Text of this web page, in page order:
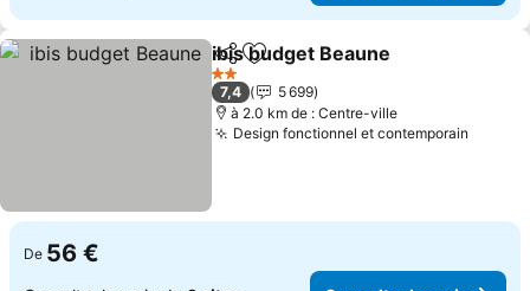
PartagerAjouter à mes favoris
ibis budget Beaune
2 Étoiles
7,4
5 699
à 2.0 km de : Centre-ville
Design fonctionnel et contemporain
De 56 €